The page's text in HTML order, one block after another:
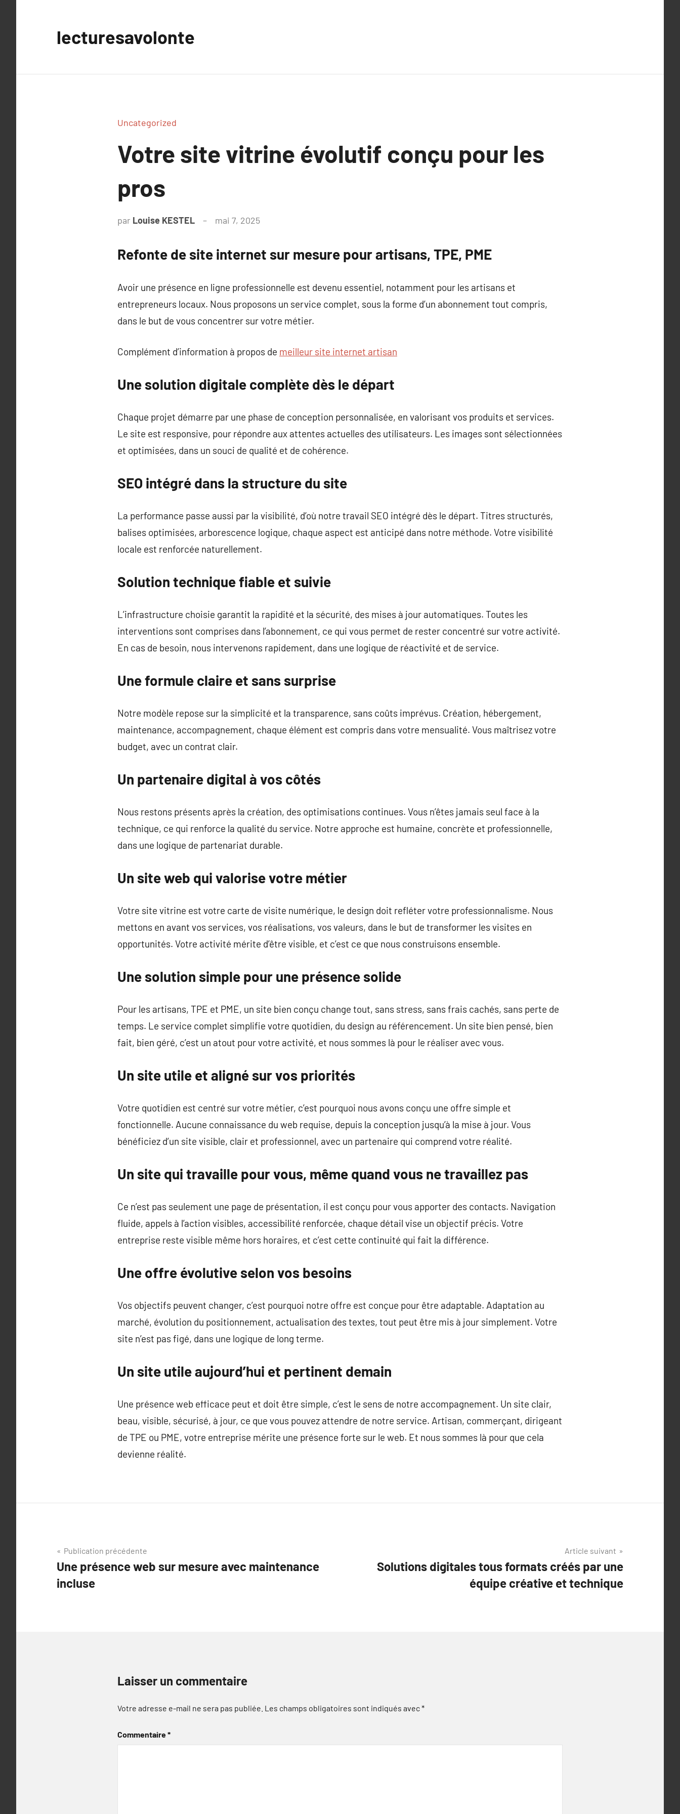
lecturesavolonte
Uncategorized
Votre site vitrine évolutif conçu pour les
pros
par Louise KESTEL mai 7, 2025
Refonte de site internet sur mesure pour artisans, TPE, PME
Avoir une présence en ligne professionnelle est devenu essentiel, notamment pour les artisans et
entrepreneurs locaux. Nous proposons un service complet, sous la forme d’un abonnement tout compris,
dans le but de vous concentrer sur votre métier.
Complément d’information à propos de meilleur site internet artisan
Une solution digitale complète dès le départ
Chaque projet démarre par une phase de conception personnalisée, en valorisant vos produits et services.
Le site est responsive, pour répondre aux attentes actuelles des utilisateurs. Les images sont sélectionnées
et optimisées, dans un souci de qualité et de cohérence.
SEO intégré dans la structure du site
La performance passe aussi par la visibilité, d’où notre travail SEO intégré dès le départ. Titres structurés,
balises optimisées, arborescence logique, chaque aspect est anticipé dans notre méthode. Votre visibilité
locale est renforcée naturellement.
Solution technique fiable et suivie
L’infrastructure choisie garantit la rapidité et la sécurité, des mises à jour automatiques. Toutes les
interventions sont comprises dans l’abonnement, ce qui vous permet de rester concentré sur votre activité.
En cas de besoin, nous intervenons rapidement, dans une logique de réactivité et de service.
Une formule claire et sans surprise
Notre modèle repose sur la simplicité et la transparence, sans coûts imprévus. Création, hébergement,
maintenance, accompagnement, chaque élément est compris dans votre mensualité. Vous maîtrisez votre
budget, avec un contrat clair.
Un partenaire digital à vos côtés
Nous restons présents après la création, des optimisations continues. Vous n’êtes jamais seul face à la
technique, ce qui renforce la qualité du service. Notre approche est humaine, concrète et professionnelle,
dans une logique de partenariat durable.
Un site web qui valorise votre métier
Votre site vitrine est votre carte de visite numérique, le design doit refléter votre professionnalisme. Nous
mettons en avant vos services, vos réalisations, vos valeurs, dans le but de transformer les visites en
opportunités. Votre activité mérite d’être visible, et c’est ce que nous construisons ensemble.
Une solution simple pour une présence solide
Pour les artisans, TPE et PME, un site bien conçu change tout, sans stress, sans frais cachés, sans perte de
temps. Le service complet simplifie votre quotidien, du design au référencement. Un site bien pensé, bien
fait, bien géré, c’est un atout pour votre activité, et nous sommes là pour le réaliser avec vous.
Un site utile et aligné sur vos priorités
Votre quotidien est centré sur votre métier, c’est pourquoi nous avons conçu une offre simple et
fonctionnelle. Aucune connaissance du web requise, depuis la conception jusqu’à la mise à jour. Vous
bénéficiez d’un site visible, clair et professionnel, avec un partenaire qui comprend votre réalité.
Un site qui travaille pour vous, même quand vous ne travaillez pas
Ce n’est pas seulement une page de présentation, il est conçu pour vous apporter des contacts. Navigation
fluide, appels à l’action visibles, accessibilité renforcée, chaque détail vise un objectif précis. Votre
entreprise reste visible même hors horaires, et c’est cette continuité qui fait la différence.
Une offre évolutive selon vos besoins
Vos objectifs peuvent changer, c’est pourquoi notre offre est conçue pour être adaptable. Adaptation au
marché, évolution du positionnement, actualisation des textes, tout peut être mis à jour simplement. Votre
site n’est pas figé, dans une logique de long terme.
Un site utile aujourd’hui et pertinent demain
Une présence web efficace peut et doit être simple, c’est le sens de notre accompagnement. Un site clair,
beau, visible, sécurisé, à jour, ce que vous pouvez attendre de notre service. Artisan, commerçant, dirigeant
de TPE ou PME, votre entreprise mérite une présence forte sur le web. Et nous sommes là pour que cela
devienne réalité.
Navigation
de
l’article
Publication précédente
Une présence web sur mesure avec maintenance
incluse
Article suivant
Solutions digitales tous formats créés par une
équipe créative et technique
Laisser un commentaire
Votre adresse e-mail ne sera pas publiée. Les champs obligatoires sont indiqués avec*
Commentaire*